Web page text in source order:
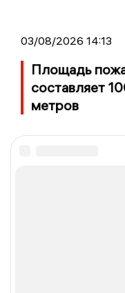
03/08/2026 14:13
Площадь
составляет
метров